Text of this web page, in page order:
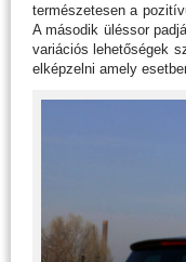
természetesen a
A második üléssor
variációs lehetőségek
elképzelni amely